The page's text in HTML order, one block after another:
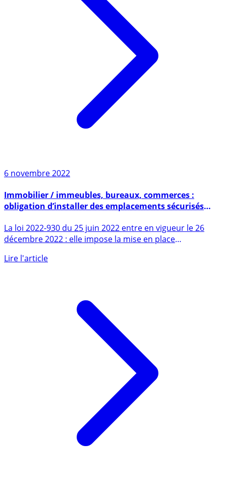
6 novembre 2022
obligation d’installer des emplacements sécurisés
pour les vélos à compter du 26 décembre 2022
décembre 2022 : elle impose la mise en place